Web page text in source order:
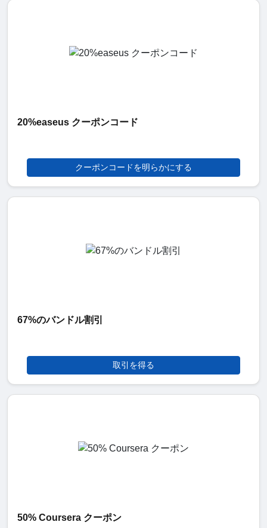
20%easeus クーポンコード
クーポンコードを明らかにする
67%のバンドル割引
取引を得る
50% Coursera クーポン